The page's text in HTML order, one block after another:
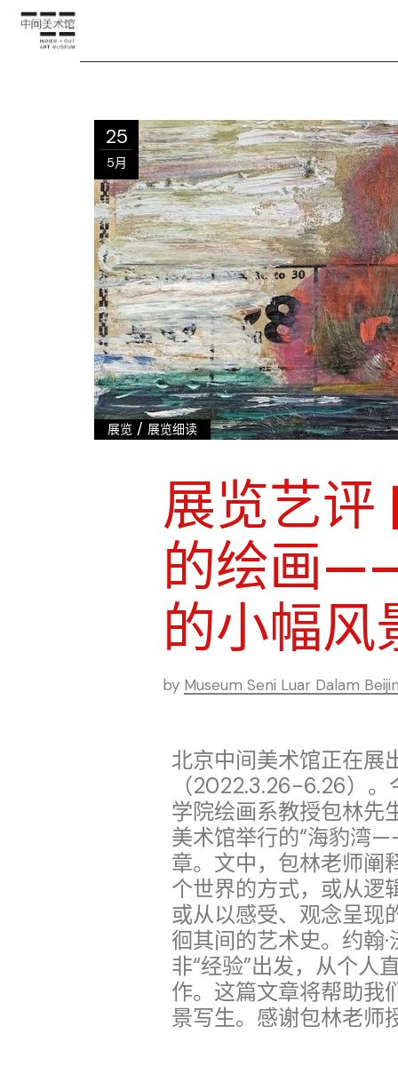
25
5月
展览 / 展览细读
展览艺评
的绘画
的小幅风
by Museum Seni Luar Dalam
北京中间美术馆正在展
（2022.3.26-6.26）
学院绘画系教授包林先
美术馆举行的“海豹湾
章。文中，包林老师阐
个世界的方式，或从逻
或从以感受、观念呈现
徊其间的艺术史。约翰
非“经验”出发，从个人
作。这篇文章将帮助我
景写生。感谢包林老师